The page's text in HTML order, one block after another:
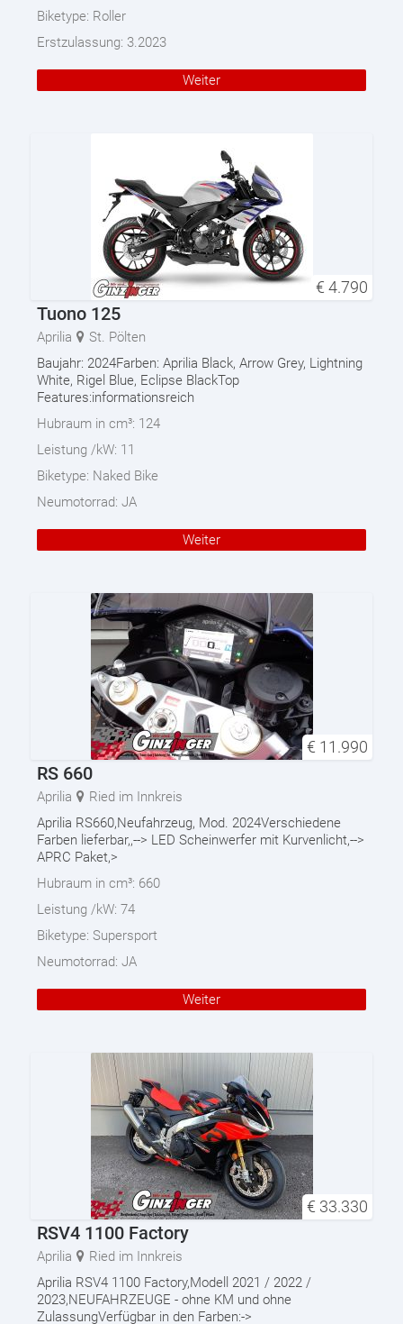
Biketype: Roller
Erstzulassung: 3.2023
Weiter
€ 4.790
Tuono 125
Aprilia
St. Pölten
Baujahr: 2024Farben: Aprilia Black, Arrow Grey, Lightning
White, Rigel Blue, Eclipse BlackTop
Features:informationsreich
Hubraum in cm³: 124
Leistung /kW: 11
Biketype: Naked Bike
Neumotorrad: JA
Weiter
€ 11.990
RS 660
Aprilia
Ried im Innkreis
Aprilia RS660,Neufahrzeug, Mod. 2024Verschiedene
Farben lieferbar,,--> LED Scheinwerfer mit Kurvenlicht,-->
APRC Paket,>
Hubraum in cm³: 660
Leistung /kW: 74
Biketype: Supersport
Neumotorrad: JA
Weiter
€ 33.330
RSV4 1100 Factory
Aprilia
Ried im Innkreis
Aprilia RSV4 1100 Factory,Modell 2021 / 2022 /
2023,NEUFAHRZEUGE - ohne KM und ohne
ZulassungVerfügbar in den Farben:->